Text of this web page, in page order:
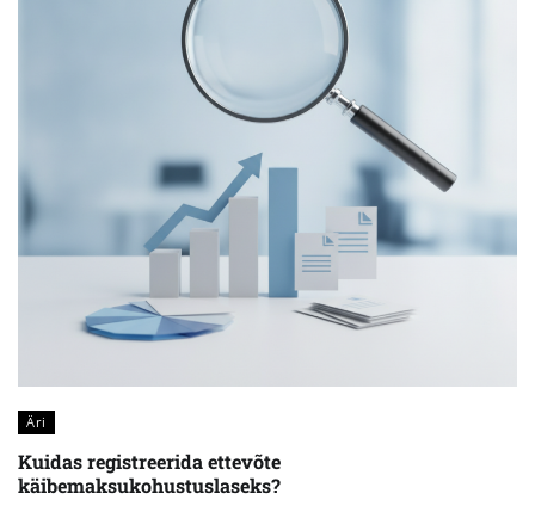
Äri
Kuidas registreerida ettevõte
käibemaksukohustuslaseks?